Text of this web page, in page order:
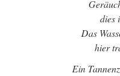
dies
Das
hier
Ein